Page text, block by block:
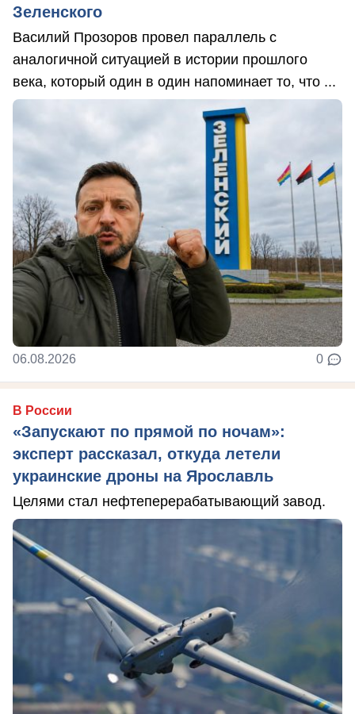
Зеленского
Василий Прозоров провел параллель с
аналогичной ситуацией в истории прошлого
века, который один в один напоминает то, что ...
06.08.2026 0
В России
«Запускают по прямой по ночам»:
эксперт рассказал, откуда летели
украинские дроны на Ярославль
Целями стал нефтеперерабатывающий завод.